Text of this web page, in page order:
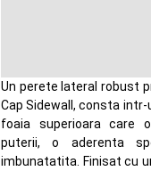
Un perete lateral robust
Cap Sidewall, consta
foaia superioara care
puterii, o aderenta
imbunatatita. Finisat cu